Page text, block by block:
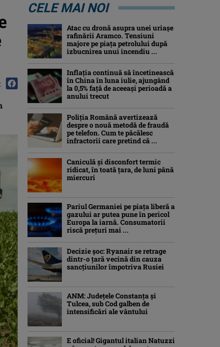
CELE MAI NOI
Atac cu dronă asupra unei uriașe
rafinării Aramco. Tensiuni
majore pe piața petrolului după
izbucnirea unui incendiu ...
Inflaţia continuă să încetinească
în China în luna iulie, ajungând
la 0,5% faţă de aceeaşi perioadă a
anului trecut
Poliția Română avertizează
despre o nouă metodă de fraudă
pe telefon. Cum te păcălesc
infractorii care pretind că ...
Caniculă şi disconfort termic
ridicat, în toată ţara, de luni până
miercuri
Pariul Germaniei pe piaţa liberă a
gazului ar putea pune în pericol
Europa la iarnă. Consumatorii
riscă preţuri mai ...
Decizie șoc: Ryanair se retrage
dintr-o țară vecină din cauza
sancțiunilor împotriva Rusiei
ANM: Judeţele Constanţa şi
Tulcea, sub Cod galben de
intensificări ale vântului
E oficial! Gigantul italian Natuzzi